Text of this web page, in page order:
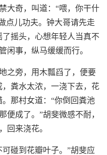
大奇，叫道：“喂，你干什
点儿功夫。钟大哥请先走
摇头，心想年轻人当真不
闲事，纵马缓缓而行。
之旁，用木瓢舀了，便要
粪水太浓，一浇下去，花
那村女道：“你倒回粪池
便成了。”胡斐微感不耐，
回来浇花。
碰到花瓣叶子。”胡斐应